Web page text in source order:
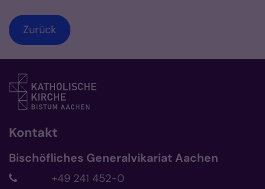
Zurück
Kontakt
Bischöfliches Generalvikariat Aachen
+49 241 452-0